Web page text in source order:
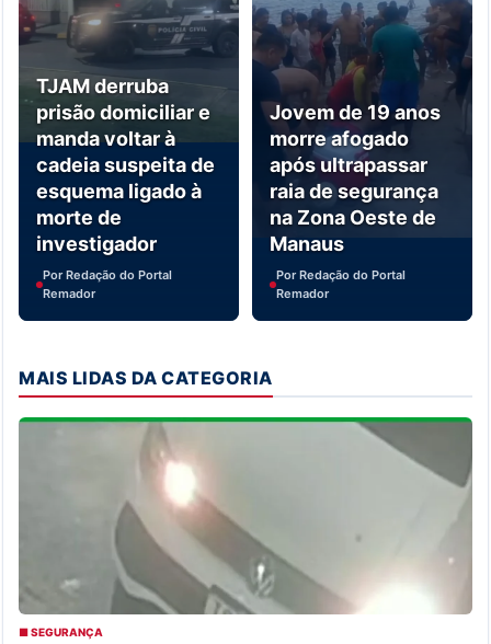
TJAM derruba
prisão domiciliar e
manda voltar à
cadeia suspeita de
esquema ligado à
morte de
investigador
Por Redação do Portal
Remador
Jovem de 19 anos
morre afogado
após ultrapassar
raia de segurança
na Zona Oeste de
Manaus
Por Redação do Portal
Remador
MAIS LIDAS DA CATEGORIA
■ SEGURANÇA